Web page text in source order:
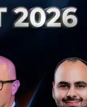
บาทมากขึ้นในการ
าะห์ข้อมูลที่ครบ